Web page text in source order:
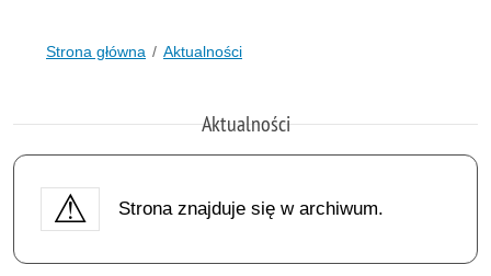
Strona główna Aktualności
Aktualności
Strona znajduje się w archiwum.